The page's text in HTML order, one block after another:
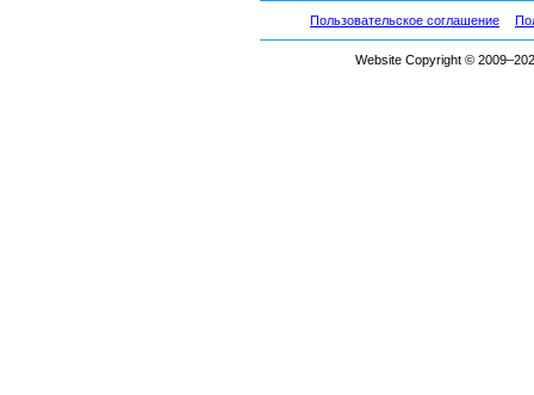
Пользовательское соглашение
Website Copyright ©